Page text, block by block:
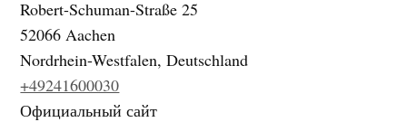
Robert-Schuman-Straße 25
52066 Aachen
Nordrhein-Westfalen, Deutschland
+49241600030
Официальный сайт